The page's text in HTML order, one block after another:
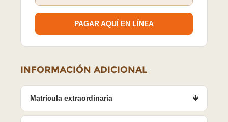
PAGAR AQUÍ EN LÍNEA
INFORMACIÓN ADICIONAL
Matrícula extraordinaria 🡻